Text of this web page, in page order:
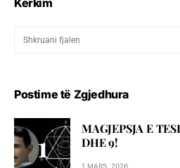
Kërkim
Postime të Zgjedhura
MAGJEPSJA E
DHE 9!
1 MARS, 2026